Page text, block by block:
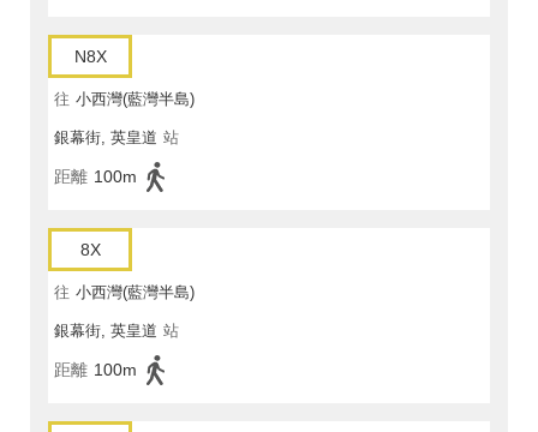
N8X
往 小西灣(藍灣半島)
銀幕街, 英皇道 站
距離 100m
8X
往 小西灣(藍灣半島)
銀幕街, 英皇道 站
距離 100m